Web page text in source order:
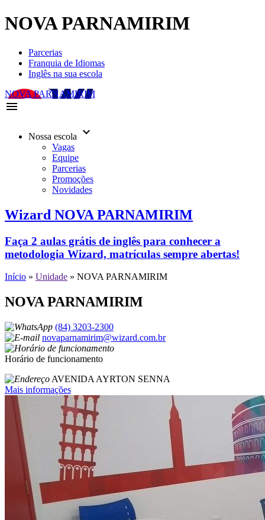
NOVA PARNAMIRIM
Parcerias
Franquia de Idiomas
Inglês na sua escola
NOVA PARNAMIRIM
menu
Nossa escola keyboard_arrow_down
Vagas
Equipe
Parcerias
Promoções
Novidades
Wizard NOVA PARNAMIRIM
Faça 2 aulas grátis de inglês para conhecer a
metodologia Wizard, matrículas sempre abertas!
Início » Unidade » NOVA PARNAMIRIM
NOVA PARNAMIRIM
(84) 3203-2300
novaparnamirim@wizard.com.br
Horário de funcionamento
AVENIDA AYRTON SENNA
Mais informações